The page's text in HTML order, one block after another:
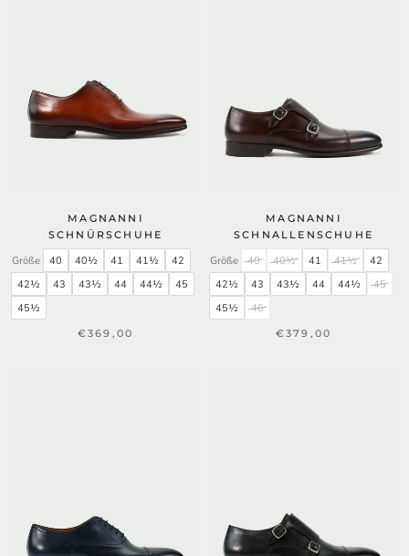
MAGNANNI
SCHNÜRSCHUHE
Größe 40 40½ 41 41½
42
42½
43 43½ 44 44½
45
45½
€369,00
MAGNANNI
SCHNALLENSCHUHE
Größe 40 40½ 41 41½
42
42½
43 43½ 44 44½
45
45½
46
€379,00